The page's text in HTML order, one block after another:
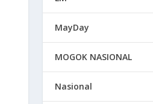
MayDay
MOGOK NASIONAL
Nasional